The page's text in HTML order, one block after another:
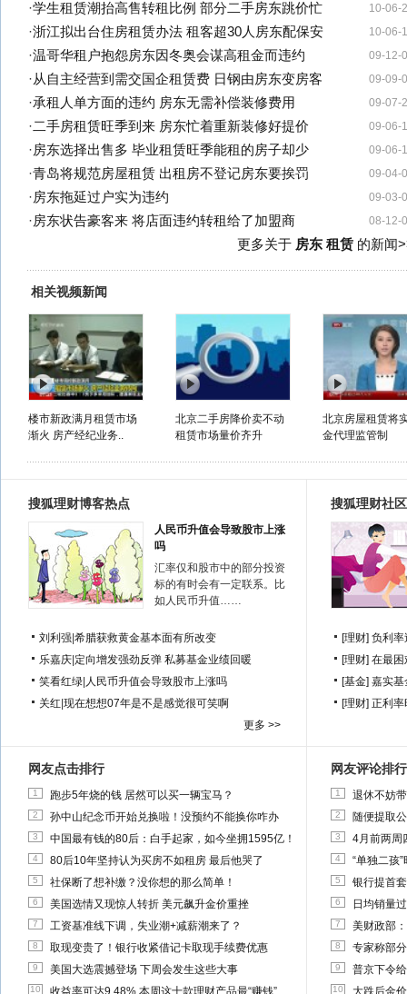
10-06-
·学生租赁潮抬高售转租比例 部分二手房东跳价忙
10-06-
·浙江拟出台住房租赁办法 租客超30人房东配保安
09-12-
·温哥华租户抱怨房东因冬奥会谋高租金而违约
09-09-
·从自主经营到需交国企租赁费 日钢由房东变房客
09-07-
·承租人单方面的违约 房东无需补偿装修费用
09-06-
·二手房租赁旺季到来 房东忙着重新装修好提价
09-06-
·房东选择出售多 毕业租赁旺季能租的房子却少
09-04-
·青岛将规范房屋租赁 出租房不登记房东要挨罚
09-03-
·房东拖延过户实为违约
08-12-
·房东状告豪客来 将店面违约转租给了加盟商
更多关于 房东 租赁的新闻
相关视频新闻
楼市新政满月租赁市场
渐火 房产经纪业务..
北京二手房降价卖不动
租赁市场量价齐升
北京房屋租赁将
金代理监管制
搜狐理财博客热点
人民币升值会导致股市上涨
吗
汇率仅和股市中的部分投资
标的有时会有一定联系。比
如人民币升值……
刘利强 希腊获救黄金基本面有所改变
乐嘉庆 定向增发强劲反弹 私募基金业绩回暖
笑看红绿 人民币升值会导致股市上涨吗
关红 现在想想07年是不是感觉很可笑啊
更多 >>
搜狐理财社
[理财] 负利率
[理财] 在最困
[基金] 嘉实基
[理财] 正利率
网友点击排行
1 跑步5年烧的钱 居然可以买一辆宝马？
2 孙中山纪念币开始兑换啦！没预约不能换你咋办
3 中国最有钱的80后：白手起家，如今坐拥1595亿！
4 80后10年坚持认为买房不如租房 最后他哭了
5 社保断了想补缴？没你想的那么简单！
6 美国选情又现惊人转折 美元飙升金价重挫
7 工资基准线下调，失业潮+减薪潮来了？
8 取现变贵了！银行收紧借记卡取现手续费优惠
9 美国大选震撼登场 下周会发生这些大事
10 收益率可达9.48% 本周这十款理财产品最“赚钱”
网友评论排行
1 退休不妨
2 随便提取
3 4月前两周
4 “单独二孩
5 银行提首
6 日均销量
7 美财政部
8 专家称部
9 普京下令
10 大跌后金